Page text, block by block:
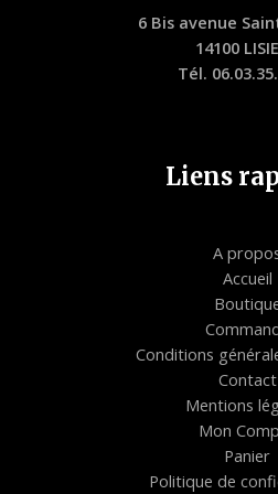
6 Bis avenue
14100
Tél.
Liens
A
Accueil
Conditions
Contact
Mentions
Mon
Panier
Politique de